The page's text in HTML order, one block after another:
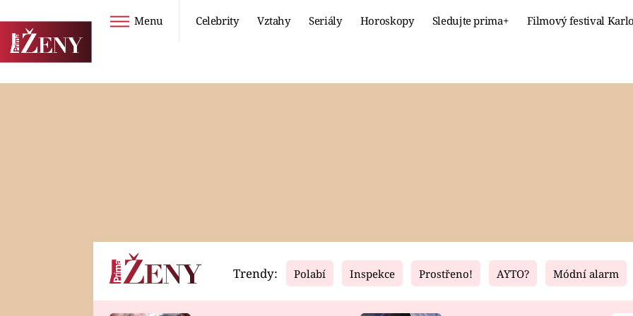
Menu Celebrity Vztahy Seriály Horoskopy Sledujte prima+ Filmový festival
Horoskopy Video Fresh Living
Trendy: Polabí Inspekce Prostřeno! AYTO? Módní alarm